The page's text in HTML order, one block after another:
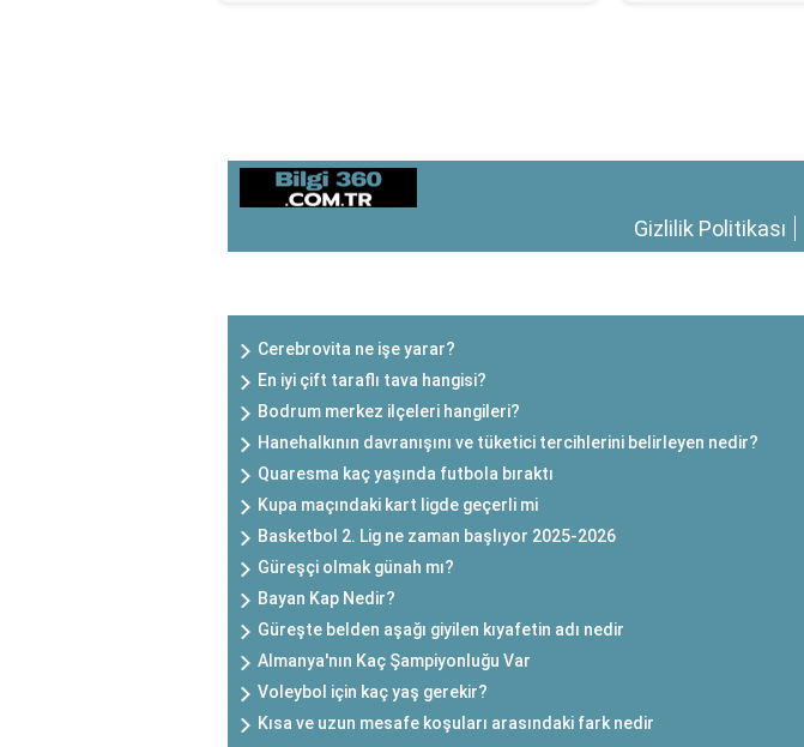
Gizlilik Politikası
Cerebrovita ne işe yarar?
En iyi çift taraflı tava hangisi?
Bodrum merkez ilçeleri hangileri?
Hanehalkının davranışını ve tüketici tercihlerini belirleyen nedir?
Quaresma kaç yaşında futbola bıraktı
Kupa maçındaki kart ligde geçerli mi
Basketbol 2. Lig ne zaman başlıyor 2025-2026
Güreşçi olmak günah mı?
Bayan Kap Nedir?
Güreşte belden aşağı giyilen kıyafetin adı nedir
Almanya'nın Kaç Şampiyonluğu Var
Voleybol için kaç yaş gerekir?
Kısa ve uzun mesafe koşuları arasındaki fark nedir